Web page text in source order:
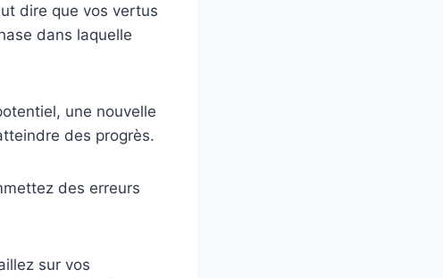
dire que vos vertus
dans laquelle
une nouvelle
des progrès.
des erreurs
sur vos